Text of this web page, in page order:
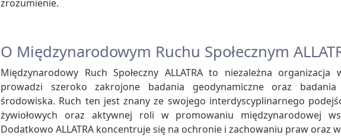
zrozumienie.
O Międzynarodowym Ruchu Społecznym
Międzynarodowy Ruch Społeczny ALLATRA to niezależna organizacja
prowadzi szeroko zakrojone badania geodynamiczne oraz
środowiska. Ruch ten jest znany ze swojego interdyscyplinarnego
żywiołowych oraz aktywnej roli w promowaniu międzynarodowej
Dodatkowo ALLATRA koncentruje się na ochronie i zachowaniu praw oraz